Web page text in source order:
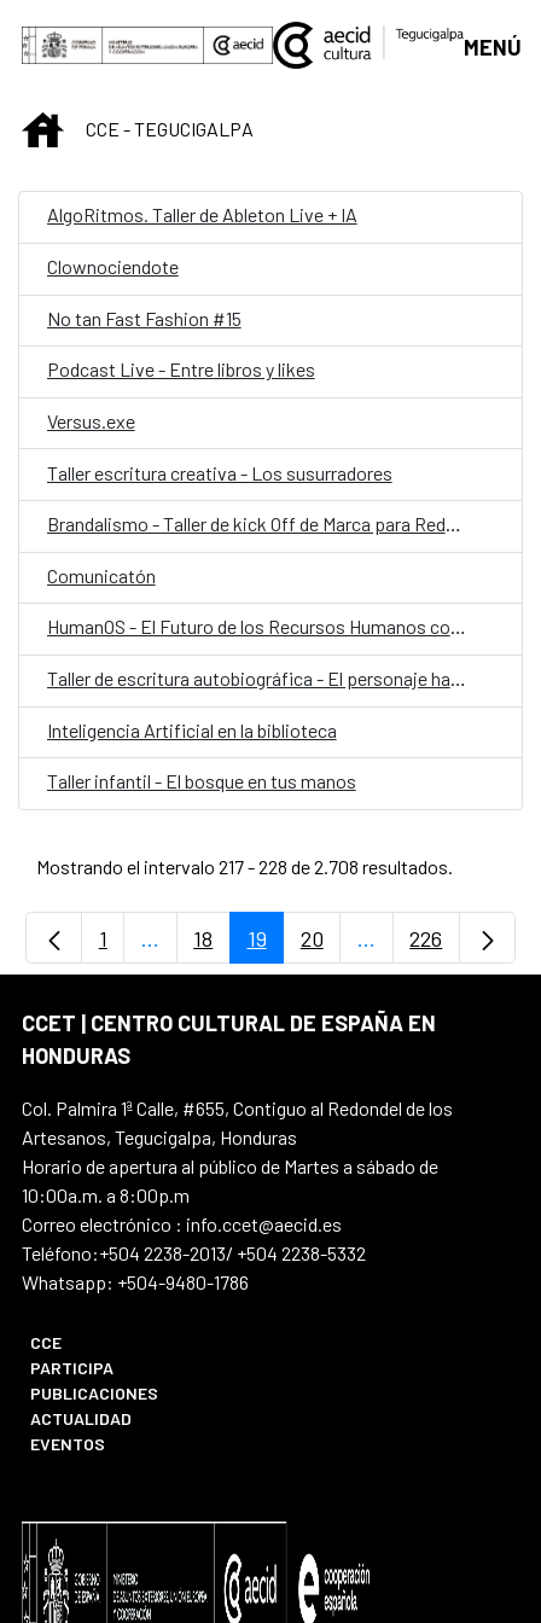
Saltar al contenido principal
MENÚ
INICIOCCE - TEGUCIGALPA
AlgoRitmos. Taller de Ableton Live + IA
Clownociendote
No tan Fast Fashion #15
Podcast Live - Entre libros y likes
Versus.exe
Taller escritura creativa - Los susurradores
Brandalismo - Taller de kick Off de Marca para Redes Sociales
Comunicatón
HumanOS - El Futuro de los Recursos Humanos con IA
Taller de escritura autobiográfica - El personaje habitado
Inteligencia Artificial en la biblioteca
Taller infantil - El bosque en tus manos
Mostrando el intervalo 217 - 228 de 2.708 resultados.
Página
1 ...Páginas intermedias Use TAB para
Página
18 Página
19 Página
20 ...PáginasPágina
226
CCET | CENTRO CULTURAL DE ESPAÑA EN
HONDURAS
Col. Palmira 1ª Calle, #655, Contiguo al Redondel de los
Artesanos, Tegucigalpa, Honduras
Horario de apertura al público de Martes a sábado de
10:00a.m. a 8:00p.m
Correo electrónico : info.ccet@aecid.es
Teléfono:+504 2238-2013/ +504 2238-5332
Whatsapp: +504-9480-1786
CCE
PARTICIPA
PUBLICACIONES
ACTUALIDAD
EVENTOS